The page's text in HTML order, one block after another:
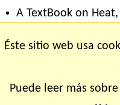
A TextBook on
Rubén Víctor
matemática, física y
Éste sitio web usa
Puede leer más